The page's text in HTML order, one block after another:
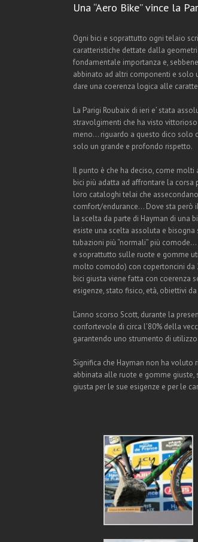
Una “Aero Bike” vince la
Ogni bici e soprattutto ogni telaio
caratteristiche dettate dalla
fondamentale importanza e,
abbinato ad altri componenti e solo
dare una coerenza logica alle
La Parigi Roubaix di ieri e’ stata
stravolgimenti che ha visto
meno… riguardo a questo dico solo
solo un grande e profondo rispetto.
Il punto è che ha deciso, come
bici più adatta ad affrontare la corsa
loro cataloghi telai che
comfort/endurance… Dove sta però
la scelta da parte di Hayman di una
esiste una scelta assoluta e
tubazioni più “normali” più
e soprattutto sulle ruote e gomme
molto comodo) con copertoncini da
bici giusta viene fatta con coerenza
esigenze, stato fisico, età, obiettivi
L’anno scorso Scott, durante la
confortevole di circa l’80% della
garantendo uno strumento di
Significa che Hayman non ha
abbinata alle ruote e gomme giuste,
giusta per le sue esigenze e per le